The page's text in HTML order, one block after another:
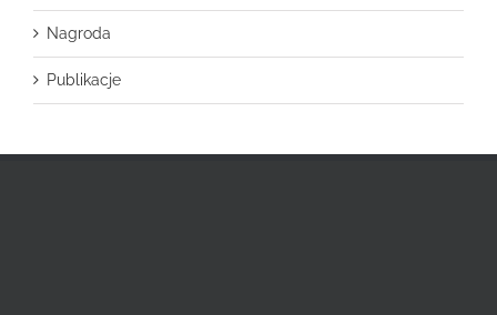
Nagroda
Publikacje